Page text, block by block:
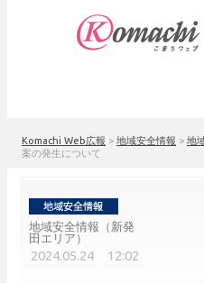
Komachi Web広報 > 地域安全情報 > 地
案の発生について
地域安全情報（新発
田エリア）
2024.05.24 12:02